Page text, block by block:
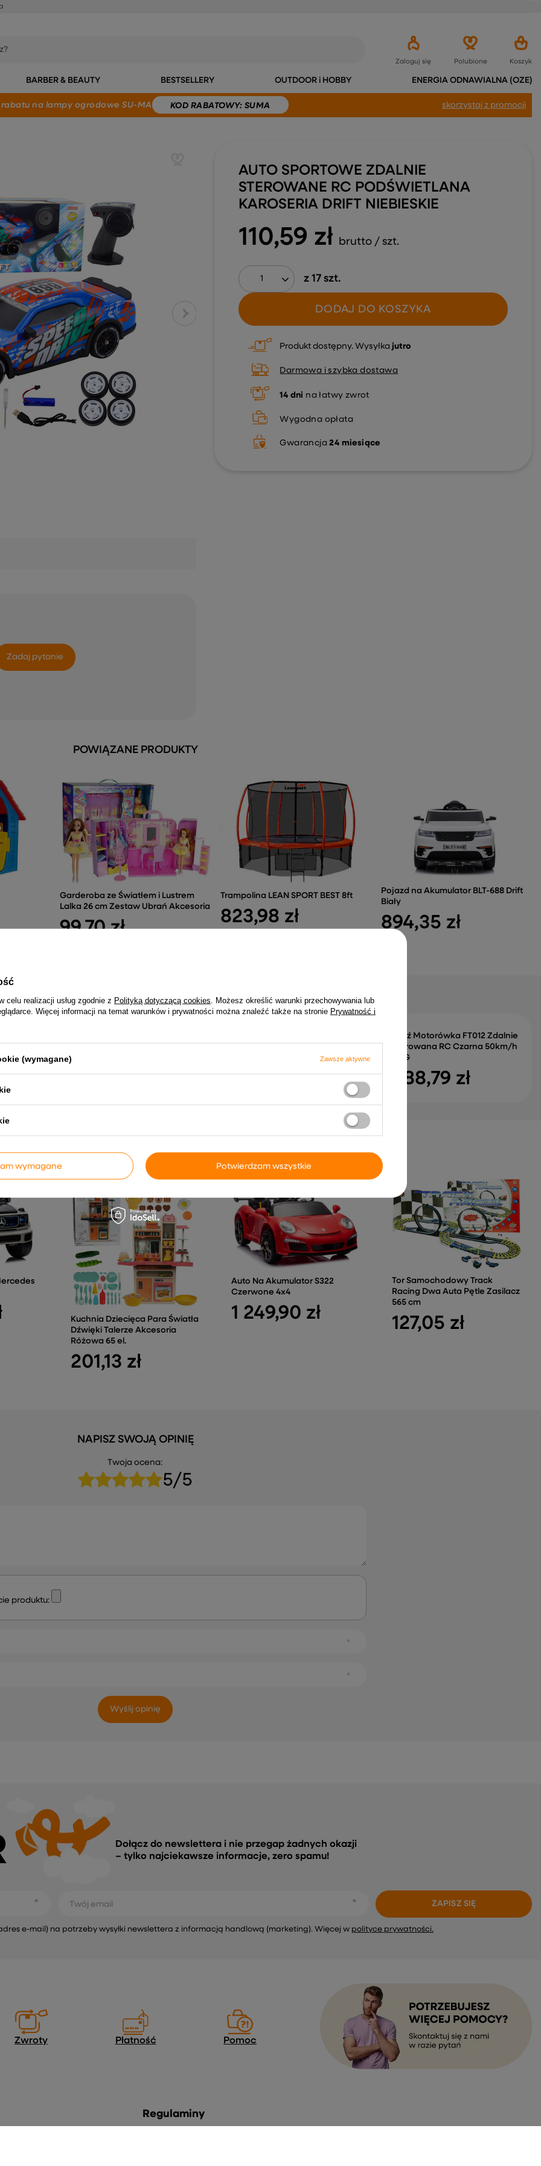
Zaloguj się Polubione Koszyk
BARBER & BEAUTY BESTSELLERY OUTDOOR i HOBBY ENERGIA ODNAWIALNA (OZE)
rabatu na lampy ogrodowe SU-MA KOD RABATOWY: SUMA skorzystaj z promocji
110,59 zł brutto / szt.
z17szt.
DODAJ DO KOSZYKA
AUTO SPORTOWE ZDALNIE
STEROWANE RC PODŚWIETLANA
KAROSERIA DRIFT NIEBIESKIE
Produkt dostępny Wysyłka jutro
Darmowa i szybka dostawa
14 dni na łatwy zwrot
Wygodna opłata
Gwarancja 24 miesiące
Zadaj pytanie
POWIĄZANE PRODUKTY
Garderoba ze Światłem i Lustrem
Lalka 26 cm Zestaw Ubrań Akcesoria
99,70 zł
Trampolina LEAN SPORT BEST 8ft
823,98 zł
Pojazd na Akumulator BLT-688 Drift
Biały
894,35 zł
NAJCZĘŚCIEJ KUPOWANE RAZEM
487-494CM 16FT
Łódź Motorówka FT012 Zdalnie
Sterowana RC Czarna 50km/h
2.4G
588,79 zł
INNE PRODUKTY PRODUCENTA
Kuchnia Dziecięca Para Światła
Dźwięki Talerze Akcesoria
Różowa 65 el.
201,13 zł
Auto Na Akumulator S322
Czerwone 4x4
1 249,90 zł
Tor Samochodowy Track
Racing Dwa Auta Pętle Zasilacz
565 cm
127,05 zł
NAPISZ SWOJĄ OPINIĘ
Twoja ocena:
5/5
produktu:
Wyślij opinię
Dołącz do newslettera i nie przegap żadnych okazji
– tylko najciekawsze informacje, zero spamu!
Twój email
e-mail) na potrzeby wysyłki newslettera z informacją handlową (marketing). Więcej w polityce prywatności.
ZAPISZ SIĘ
Zwroty Płatność Pomoc
Regulaminy
celu realizacji usług zgodnie z Polityką dotyczącą cookies . Możesz określić warunki przechowywania lub
Więcej informacji na temat warunków i prywatności można znaleźć także na stronie Prywatność i
(wymagane) Zawsze aktywne
wymagane Potwierdzam wszystkie